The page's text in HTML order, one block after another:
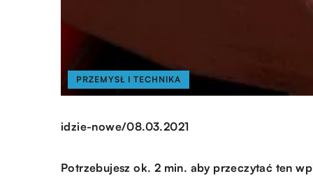
PRZEMYSŁ I TECHNIKA
idzie-nowe/08.03.2021
Potrzebujesz ok. 2 min. aby przeczytać ten